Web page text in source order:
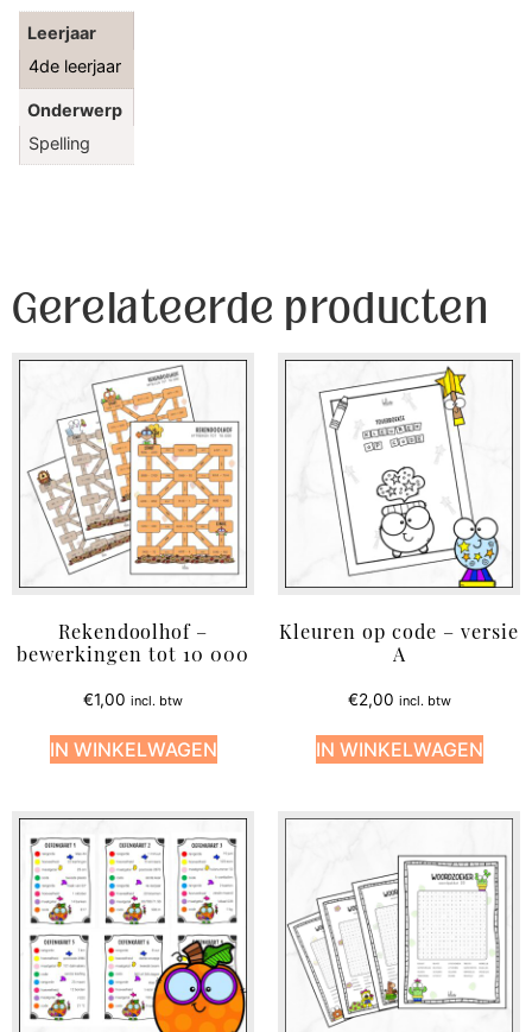
Leerjaar
4de leerjaar
Onderwerp
Spelling
Gerelateerde producten
Rekendoolhof –
bewerkingen tot 10 000
€1,00 incl. btw
IN WINKELWAGEN
Kleuren op code – versie
A
€2,00 incl. btw
IN WINKELWAGEN